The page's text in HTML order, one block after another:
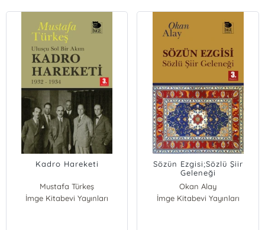
Kadro Hareketi
Mustafa Türkeş
İmge Kitabevi Yayınları
Sözün Ezgisi;Sözlü Şiir
Geleneği
Okan Alay
İmge Kitabevi Yayınları